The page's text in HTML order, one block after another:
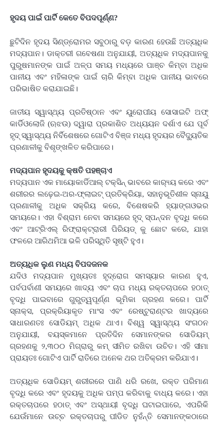
ହୃଦୟ ପାଇଁ ପାର୍ଟି କେତେ ବିପଦପୂର୍ଣ୍ଣ?
ଛୁଟିଦିନ ହୃଦୟ ସିଣ୍ଡ୍ରୋମର ସବୁଠାରୁ ବଡ଼ କାରଣ ହେଉଛି ଅତ୍ୟଧିକ
ମଦ୍ୟପାନ। ଡାକ୍ତରୀ ଗବେଷଣା ଅନୁଯାୟୀ, ଅତ୍ୟଧିକ ମଦ୍ୟପାନକୁ
ପୁରୁଷମାନଙ୍କ ପାଇଁ ଅଳ୍ପ ସମୟ ମଧ୍ୟରେ ପାଞ୍ଚ କିମ୍ବା ଅଧିକ
ପାନୀୟ ଏବଂ ମହିଳାଙ୍କ ପାଇଁ ଚାରି କିମ୍ବା ଅଧିକ ପାନୀୟ ଭାବରେ
ପରିଭାଷିତ କରାଯାଇଛି।
ଜାତୀୟ ସ୍ୱାସ୍ଥ୍ୟ ପ୍ରତିଷ୍ଠାନ ଏବଂ ୟୁରୋପୀୟ ସୋସାଇଟି ଅଫ୍
କାର୍ଡିଓଲୋଜି (ଋଝଉ) ଦ୍ୱାରା ପ୍ରକାଶିତ ଅଧ୍ୟୟନ ଦର୍ଶାଏ ଯେ ପୂର୍ବ
ହୃଦ୍ ସ୍ୱାସ୍ଥ୍ୟ ନିର୍ବିଶେଷରେ ଗୋଟିଏ ବିଞ୍ଜ ମଧ୍ୟ ହୃଦୟର ବୈଦ୍ୟୁତିକ
ପ୍ରଣାଳୀକୁ ବିଶୃଙ୍ଖଳିତ କରିପାରେ।
ମଦ୍ୟପାନ ହୃଦୟକୁ କ୍ଷତି ପହଞ୍ଚାଏ
ମଦ୍ୟପାନ ଏକ ମାୟୋକାର୍ଡିଆଲ୍ ଟକ୍ସିନ୍ ଭାବରେ କାର‌୍ୟ୍ୟ କରେ ଏବଂ
ଶରୀରର ଲଢ଼େଇ-ଅର-ଫ୍ଲାଇଟ୍ ପ୍ରତିକ୍ରିୟା, ସହାନୁଭୂତିଶୀଳ ସ୍ନାୟୁ
ପ୍ରଣାଳୀକୁ ଅଧିକ ସକ୍ରିୟ କରେ, ବିଶେଷକରି ହ୍ୟାଙ୍ଗଓଭର
ସମୟରେ। ଏହା ବିଶ୍ରାମ ନେବା ସମୟରେ ହୃଦ୍ ସ୍ପନ୍ଦନ ବୃଦ୍ଧି କରେ
ଏବଂ ଆଟ୍ରିଏଲ୍ ରିଫ୍ରାକ୍ଟ୍ରାରୀ ପିରିୟଡ୍ କୁ ଛୋଟ କରେ, ଯାହା
ଫଳରେ ଆରିଥମିଆ ଭଳି ପରିସ୍ଥିତି ସୃଷ୍ଟି ହୁଏ।
ଅତ୍ୟଧିକ ଲୁଣ ମଧ୍ୟ ବିପଦଜନକ
ଯଦିଓ ମଦ୍ୟପାନ ମୁଖ୍ୟତଃ ହୃଦ୍‌ରୋଗ ସମସ୍ୟାର କାରଣ ହୁଏ,
ପର୍ବପର୍ବାଣୀ ସମୟରେ ଖାଦ୍ୟ ଏବଂ ଚାପ ମଧ୍ୟ ରକ୍ତଚାପରେ ହଠାତ୍
ବୃଦ୍ଧି ପାଇବାରେ ଗୁରୁତ୍ୱପୂର୍ଣ୍ଣ ଭୂମିକା ଗ୍ରହଣ କରେ। ପାର୍ଟି
ସ୍ନାକ୍ସ, ପ୍ରକ୍ରିୟାକୃତ ମାଂସ ଏବଂ ରେଷ୍ଟୁରାଣ୍ଟର ଖାଦ୍ୟରେ
ସାଧାରଣତଃ ସୋଡିୟମ୍ ଅଧିକ ଥାଏ। ବିଶ୍ୱ ସ୍ୱାସ୍ଥ୍ୟ ସଂଗଠନ
ଅନୁଯାୟୀ, ବୟସ୍କମାନେ ପ୍ରତିଦିନ ସେମାନଙ୍କର ସୋଡିୟମ୍
ଗ୍ରହଣକୁ ୨,୩୦୦ ମିଗ୍ରାରୁ କମ୍ ସୀମିତ ରଖିବା ଉଚିତ। ଏହି ସୀମା
ପ୍ରାୟତଃ ଗୋଟିଏ ପାର୍ଟି ରାତିରେ ଅନେକ ଥର ଅତିକ୍ରମ କରିଯାଏ।
ଅତ୍ୟଧିକ ସୋଡିୟମ୍ ଶରୀରରେ ପାଣି ଧରି ରଖେ, ରକ୍ତ ପରିମାଣ
ବୃଦ୍ଧି କରେ ଏବଂ ହୃଦୟକୁ ଅଧିକ ପମ୍ପ କରିବାକୁ ବାଧ୍ୟ କରେ। ଏହା
ରକ୍ତଚାପରେ ହଠାତ୍ ଏବଂ ଅସ୍ଥାୟୀ ବୃଦ୍ଧି ଘଟାଇପାରେ, ଏପରିକି
ଯେଉଁମାନେ ଉଚ୍ଚ ରକ୍ତଚାପରୁ ପୀଡିତ ନୁହଁନ୍ତି ସେମାନଙ୍କଠାରେ